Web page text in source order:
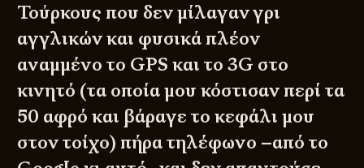
Τούρκους που δεν μίλαγαν γρι
αγγλικών και φυσικά πλέον
αναμμένο το GPS και το 3G στο
κινητό (τα οποία μου κόστισαν περί τα
50 αφρό και βάραγε το κεφάλι μου
στον τοίχο) πήρα τηλέφωνο –από το